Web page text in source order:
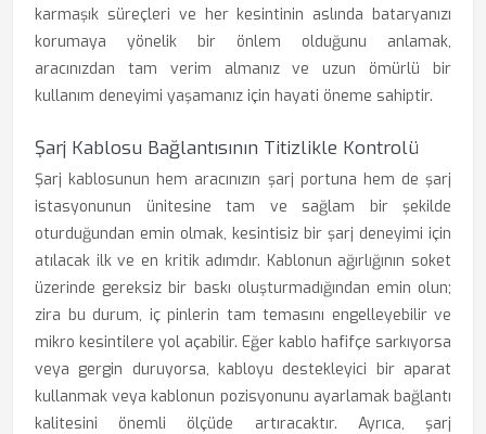
karmaşık süreçleri ve her kesintinin aslında bataryanızı
korumaya yönelik bir önlem olduğunu anlamak,
aracınızdan tam verim almanız ve uzun ömürlü bir
kullanım deneyimi yaşamanız için hayati öneme sahiptir.
Şarj Kablosu Bağlantısının Titizlikle Kontrolü
Şarj kablosunun hem aracınızın şarj portuna hem de şarj
istasyonunun ünitesine tam ve sağlam bir şekilde
oturduğundan emin olmak, kesintisiz bir şarj deneyimi için
atılacak ilk ve en kritik adımdır. Kablonun ağırlığının soket
üzerinde gereksiz bir baskı oluşturmadığından emin olun;
zira bu durum, iç pinlerin tam temasını engelleyebilir ve
mikro kesintilere yol açabilir. Eğer kablo hafifçe sarkıyorsa
veya gergin duruyorsa, kabloyu destekleyici bir aparat
kullanmak veya kablonun pozisyonunu ayarlamak bağlantı
kalitesini önemli ölçüde artıracaktır. Ayrıca, şarj